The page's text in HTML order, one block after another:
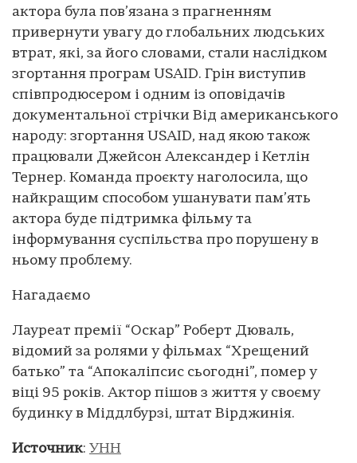
актора була пов’язана з прагненням
привернути увагу до глобальних людських
втрат, які, за його словами, стали наслідком
згортання програм USAID. Грін виступив
співпродюсером і одним із оповідачів
документальної стрічки Від американського
народу: згортання USAID, над якою також
працювали Джейсон Александер і Кетлін
Тернер. Команда проєкту наголосила, що
найкращим способом ушанувати пам’ять
актора буде підтримка фільму та
інформування суспільства про порушену в
ньому проблему.
Нагадаємо
Лауреат премії “Оскар” Роберт Дюваль,
відомий за ролями у фільмах “Хрещений
батько” та “Апокаліпсис сьогодні”, помер у
віці 95 років. Актор пішов з життя у своєму
будинку в Міддлбурзі, штат Вірджинія.
Источник: УНН